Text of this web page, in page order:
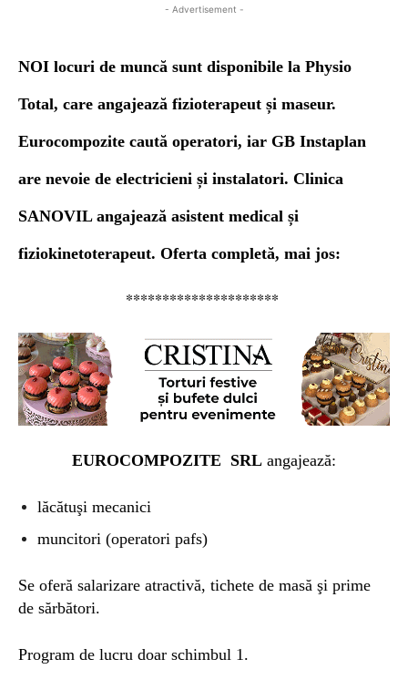
- Advertisement -
NOI locuri de muncă sunt disponibile la Physio
Total, care angajează fizioterapeut și maseur.
Eurocompozite caută operatori, iar GB Instaplan
are nevoie de electricieni și instalatori. Clinica
SANOVIL angajează asistent medical și
fiziokinetoterapeut. Oferta completă, mai jos:
*********************
EUROCOMPOZITE SRL angajează:
lăcătuşi mecanici
muncitori (operatori pafs)
Se oferă salarizare atractivă, tichete de masă şi prime
de sărbători.
Program de lucru doar schimbul 1.